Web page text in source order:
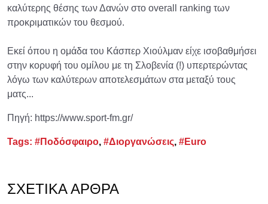
καλύτερης θέσης των Δανών στο overall ranking των
προκριματικών του θεσμού.
Εκεί όπου η ομάδα του Κάσπερ Χιούλμαν είχε ισοβαθμήσει
στην κορυφή του ομίλου με τη Σλοβενία (!) υπερτερώντας
λόγω των καλύτερων αποτελεσμάτων στα μεταξύ τους
ματς...
Πηγή: https://www.sport-fm.gr/
Tags: #Ποδόσφαιρο, #Διοργανώσεις, #Euro
ΣΧΕΤΙΚΆ ΆΡΘΡΑ